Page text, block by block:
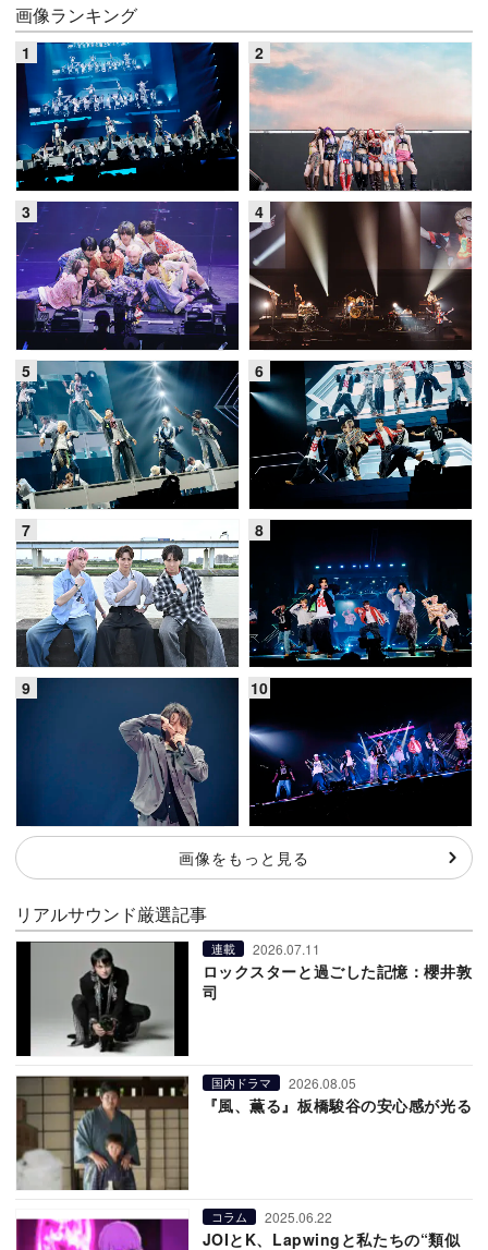
画像ランキング
画像をもっと見る
リアルサウンド厳選記事
連載 2026.07.11
ロックスターと過ごした記憶：櫻井敦
司
国内ドラマ 2026.08.05
『風、薫る』板橋駿谷の安心感が光る
コラム 2025.06.22
JOIとK、Lapwingと私たちの“類似